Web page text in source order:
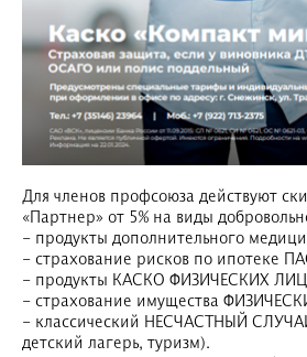
Для членов профсоюза действуют
«Партнер» от 5% на виды
- продукты дополнительного
- страхование рисков по ипотеке
- продукты КАСКО ФИЗИЧЕСКИХ
- страхование имущества
- классический НЕСЧАСТНЫЙ
детский лагерь, туризм).